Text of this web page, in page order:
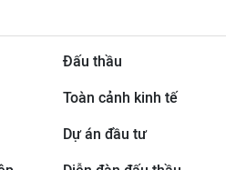
Đấu thầu
Toàn cảnh kinh tế
Dự án đầu tư